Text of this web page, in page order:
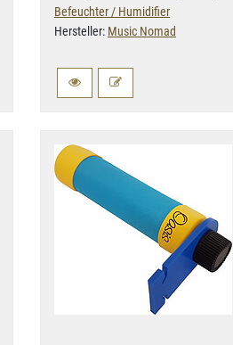
Befeuchter / Humidifier
Hersteller: Music Nomad